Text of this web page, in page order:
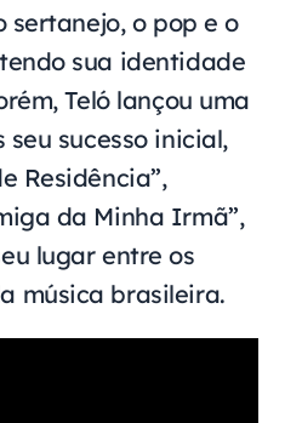
o pop e o
sua identidade
Teló lançou uma
sucesso inicial,
Residência”,
da Minha Irmã”,
lugar entre os
música brasileira.